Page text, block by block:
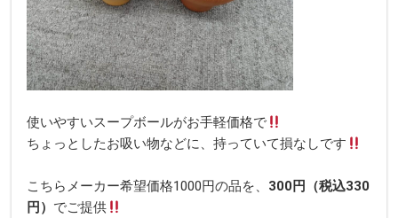
使いやすいスープボールがお手軽価格で
ちょっとしたお吸い物などに、持っていて損なしです
こちらメーカー希望価格1000円の品を、 300円（税込330
円） でご提供